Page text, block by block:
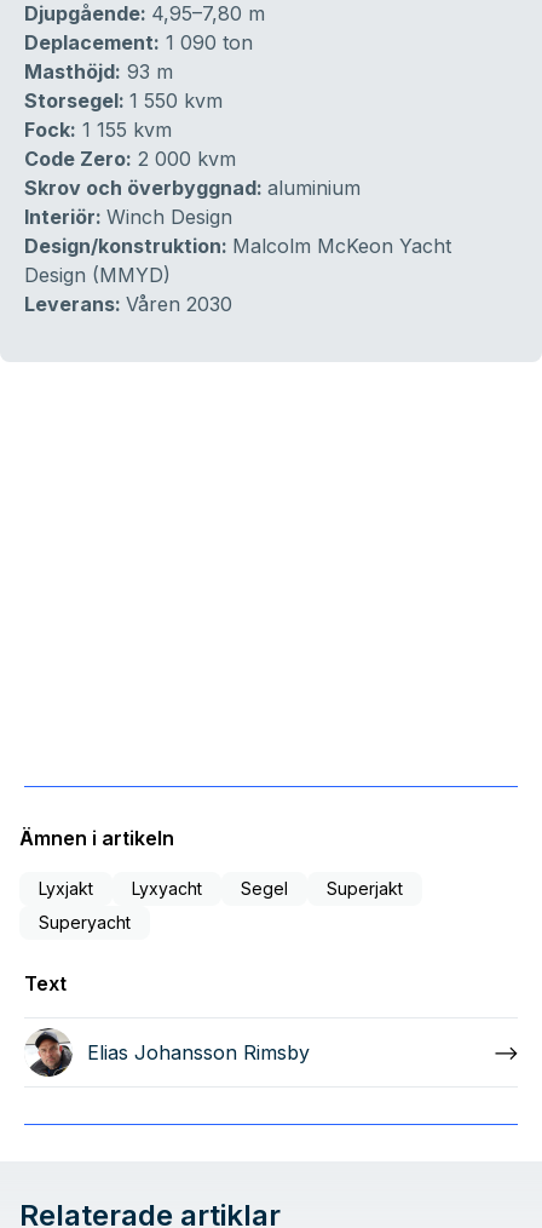
Djupgående: 4,95–7,80 m
Deplacement: 1 090 ton
Masthöjd: 93 m
Storsegel: 1 550 kvm
Fock: 1 155 kvm
Code Zero: 2 000 kvm
Skrov och överbyggnad: aluminium
Interiör: Winch Design
Design/konstruktion: Malcolm McKeon Yacht
Design (MMYD)
Leverans: Våren 2030
Ämnen i artikeln
Lyxjakt Lyxyacht Segel
Superjakt
Superyacht
Text
Elias Johansson Rimsby
Relaterade artiklar